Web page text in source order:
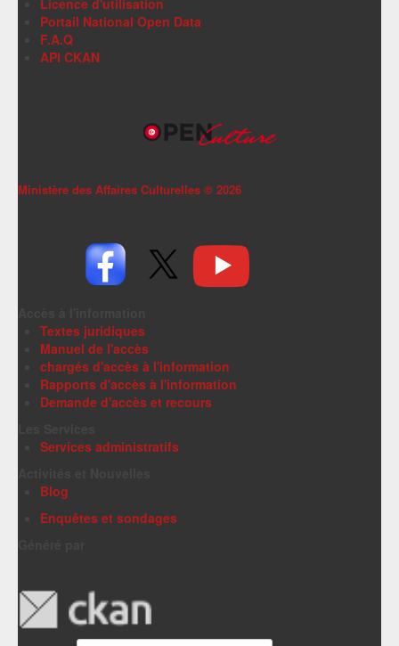
Licence d'utilisation
Portail National Open Data
F.A.Q
API CKAN
Ministère des Affaires Culturelles © 2026
Textes juridiques
Manuel de l'accès
chargés d'accès à l'information
Rapports d'accès à l'information
Demande d'accès et recours
Services administratifs
Blog
Enquêtes et sondages